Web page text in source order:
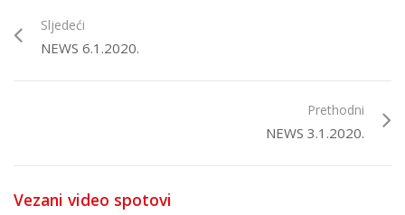
Sljedeći
NEWS 6.1.2020.
Prethodni
NEWS 3.1.2020.
Vezani video spotovi